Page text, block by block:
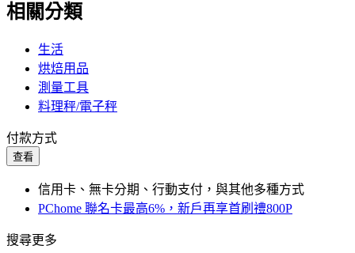
相關分類
生活
烘焙用品
測量工具
料理秤/電子秤
付款方式
查看
信用卡、無卡分期、行動支付，與其他多種方式
PChome 聯名卡最高6%，新戶再享首刷禮800P
搜尋更多